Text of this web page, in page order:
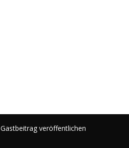
Gastbeitrag veröffentlichen